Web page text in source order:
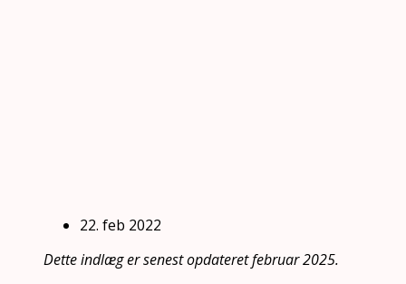
22. feb 2022
Dette indlæg er senest opdateret februar 2025.